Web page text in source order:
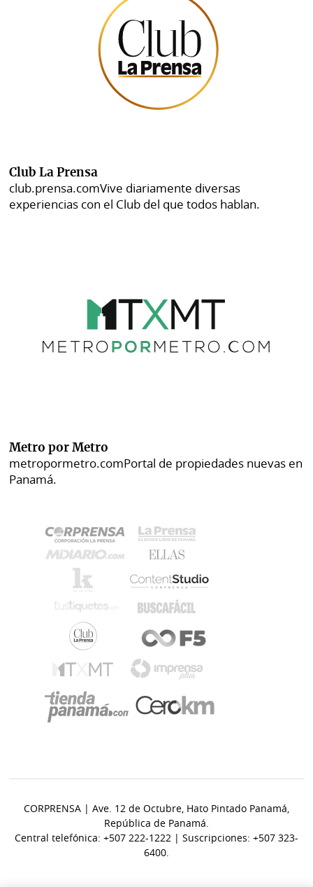
Club La Prensa
club.prensa.comVive diariamente diversas
experiencias con el Club del que todos hablan.
Metro por Metro
metropormetro.comPortal de propiedades nuevas en
Panamá.
CORPRENSA | Ave. 12 de Octubre, Hato Pintado Panamá,
República de Panamá.
Central telefónica: +507 222-1222 | Suscripciones: +507 323-
6400.